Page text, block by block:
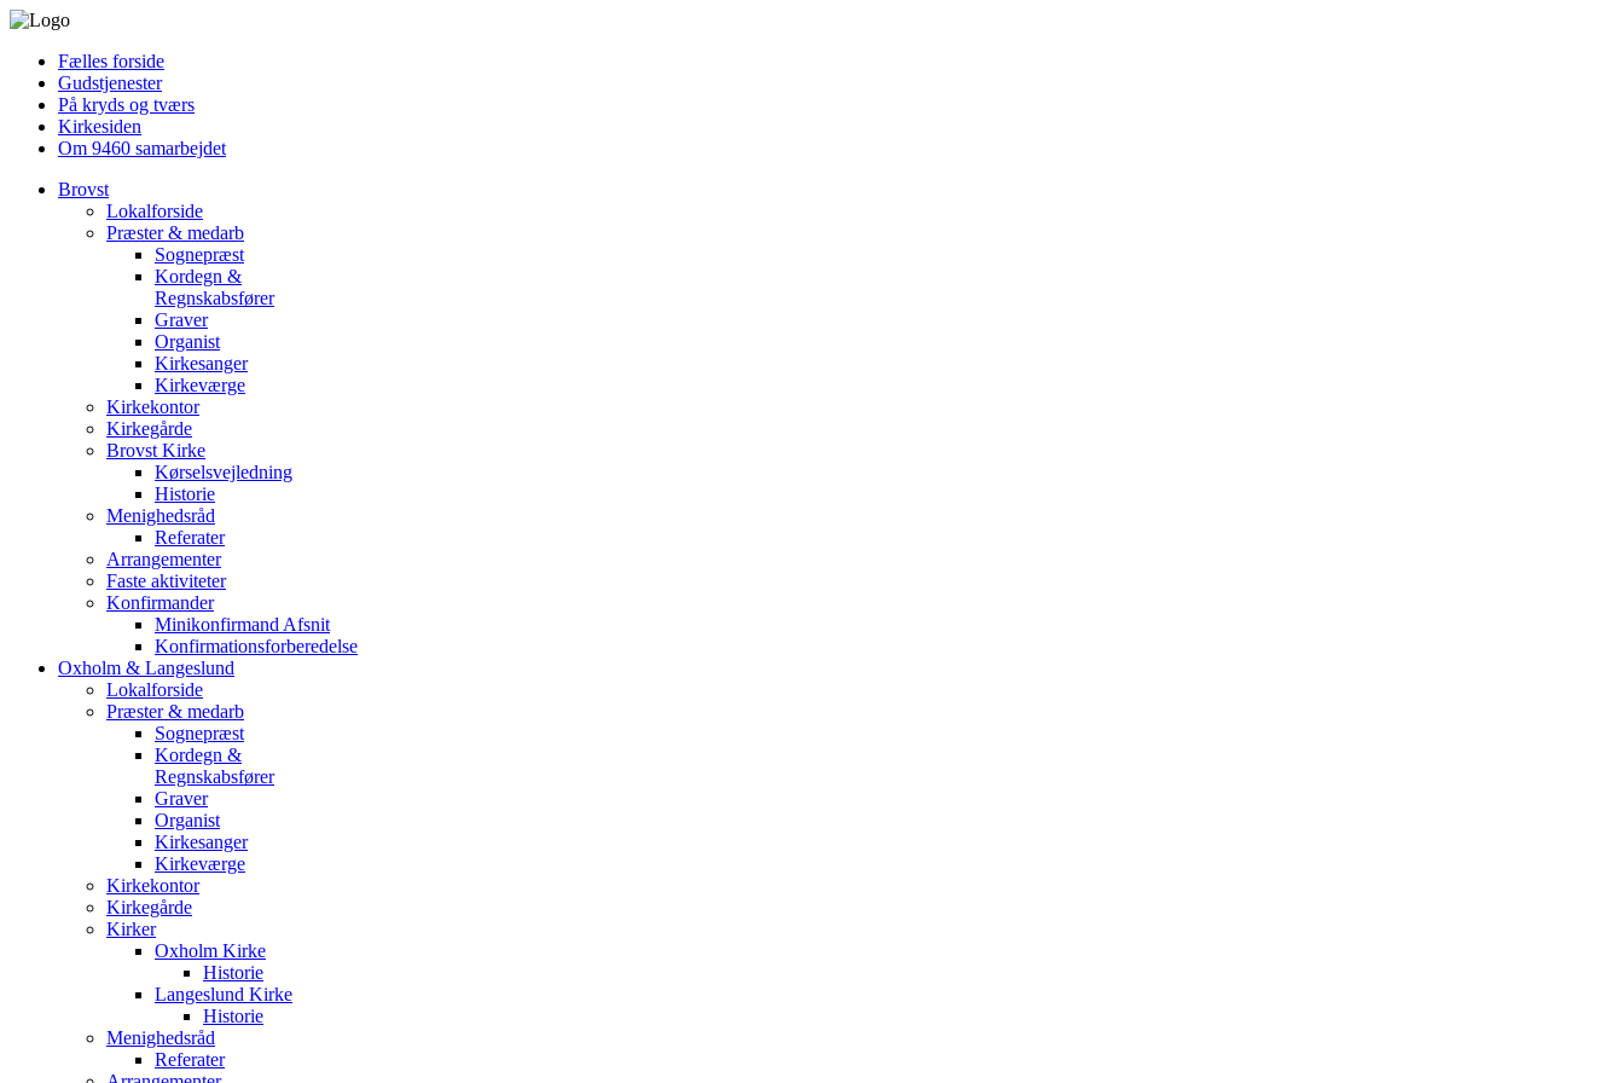
Fælles forside
Gudstjenester
På kryds og tværs
Kirkesiden
Om 9460 samarbejdet
Brovst
Lokalforside
Præster & medarb
Sognepræst
Kordegn &
Regnskabsfører
Graver
Organist
Kirkesanger
Kirkeværge
Kirkekontor
Kirkegårde
Brovst Kirke
Kørselsvejledning
Historie
Menighedsråd
Referater
Arrangementer
Faste aktiviteter
Konfirmander
Minikonfirmand Afsnit
Konfirmationsforberedelse
Oxholm & Langeslund
Lokalforside
Præster & medarb
Sognepræst
Kordegn &
Regnskabsfører
Graver
Organist
Kirkesanger
Kirkeværge
Kirkekontor
Kirkegårde
Kirker
Oxholm Kirke
Historie
Langeslund Kirke
Historie
Menighedsråd
Referater